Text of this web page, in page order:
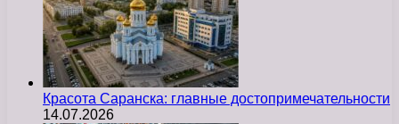
Красота Саранска: главные достопримечательности
14.07.2026